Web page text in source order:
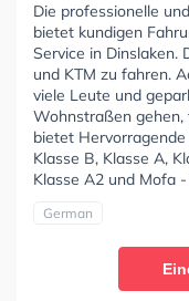
Die professionelle
bietet kundigen
Service in Dinslaken.
und KTM zu fahren.
viele Leute und
Wohnstraßen gehen,
bietet
Klasse B, Klasse A,
Klasse A2 und Mofa
German